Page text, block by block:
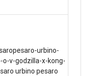
urbino-
v-godzilla-x-kong-
urbino pesaro